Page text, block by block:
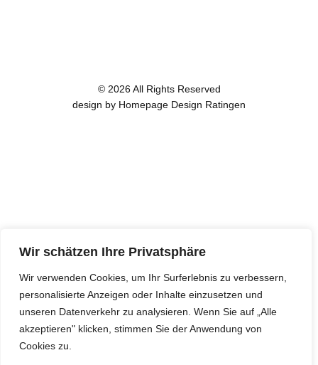
Wir schätzen Ihre Privatsphäre
Wir verwenden Cookies, um Ihr Surferlebnis zu verbessern,
personalisierte Anzeigen oder Inhalte einzusetzen und
unseren Datenverkehr zu analysieren. Wenn Sie auf „Alle
akzeptieren" klicken, stimmen Sie der Anwendung von
Cookies zu.
© 2026 All Rights Reserved
design by Homepage Design Ratingen